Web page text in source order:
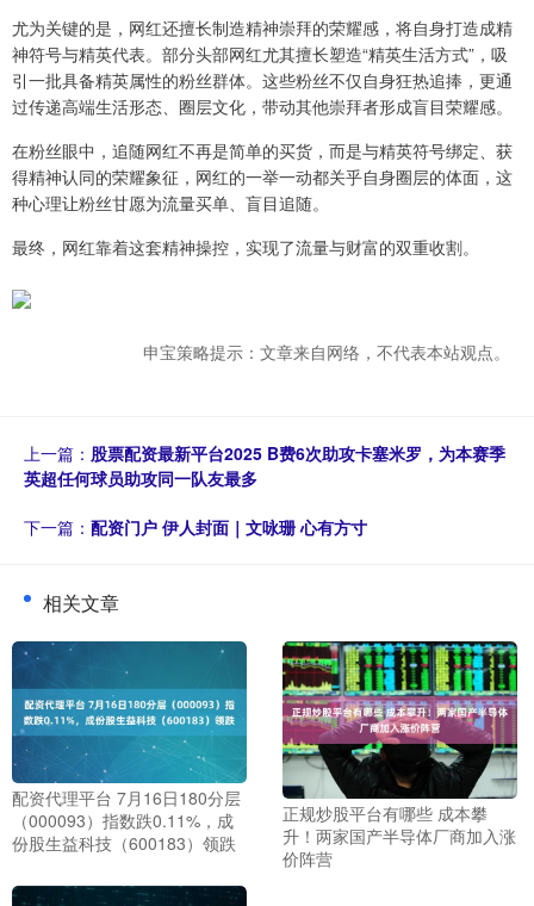
尤为关键的是，网红还擅长制造精神崇拜的荣耀感，将自身打造成精
神符号与精英代表。部分头部网红尤其擅长塑造“精英生活方式”，吸
引一批具备精英属性的粉丝群体。这些粉丝不仅自身狂热追捧，更通
过传递高端生活形态、圈层文化，带动其他崇拜者形成盲目荣耀感。
在粉丝眼中，追随网红不再是简单的买货，而是与精英符号绑定、获
得精神认同的荣耀象征，网红的一举一动都关乎自身圈层的体面，这
种心理让粉丝甘愿为流量买单、盲目追随。
最终，网红靠着这套精神操控，实现了流量与财富的双重收割。
申宝策略提示：文章来自网络，不代表本站观点。
上一篇： 股票配资最新平台2025 B费6次助攻卡塞米罗，为本赛季
英超任何球员助攻同一队友最多
下一篇： 配资门户 伊人封面｜文咏珊 心有方寸
相关文章
配资代理平台 7月16日180分层
（000093）指数跌0.11%，成
份股生益科技（600183）领跌
正规炒股平台有哪些 成本攀
升！两家国产半导体厂商加入涨
价阵营